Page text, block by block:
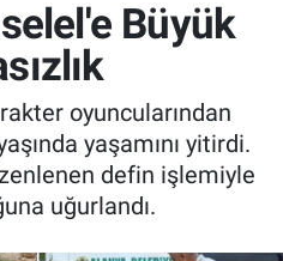
Büyük
oyuncularından
yaşamını yitirdi.
defin işlemiyle
uğurlandı.